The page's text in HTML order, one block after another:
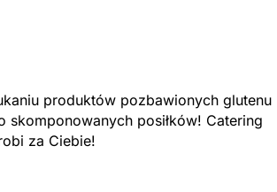
produktów pozbawionych glutenu
skomponowanych posiłków! Catering
za Ciebie!